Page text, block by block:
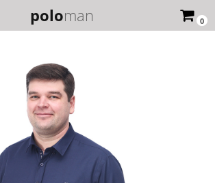
0
poloman